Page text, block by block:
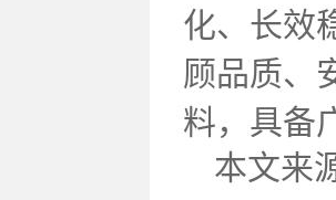
化、长效
顾品质、
料，具备
本文来